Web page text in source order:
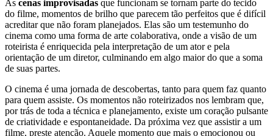
As cenas improvisadas que funcionam se tornam parte do tecido
do filme, momentos de brilho que parecem tão perfeitos que é difícil
acreditar que não foram planejados. Elas são um testemunho do
cinema como uma forma de arte colaborativa, onde a visão de um
roteirista é enriquecida pela interpretação de um ator e pela
orientação de um diretor, culminando em algo maior do que a soma
de suas partes.
O cinema é uma jornada de descobertas, tanto para quem faz quanto
para quem assiste. Os momentos não roteirizados nos lembram que,
por trás de toda a técnica e planejamento, existe um coração pulsante
de criatividade e espontaneidade. Da próxima vez que assistir a um
filme, preste atenção. Aquele momento que mais o emocionou ou